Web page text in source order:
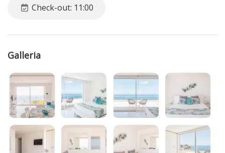
Check-out: 11:00
Galleria